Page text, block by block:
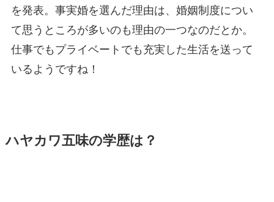
を発表。事実婚を選んだ理由は、婚姻制度につい
て思うところが多いのも理由の一つなのだとか。
仕事でもプライベートでも充実した生活を送って
いるようですね！
ハヤカワ五味の学歴は？